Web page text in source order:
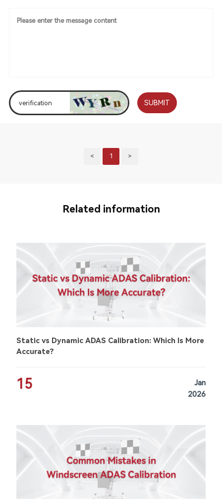
SUBMIT
< 1 >
Related information
Static vs Dynamic ADAS Calibration: Which Is More
Accurate?
15
Jan
2026